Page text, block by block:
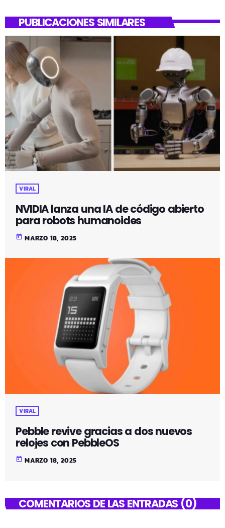
PUBLICACIONES SIMILARES
VIRAL
NVIDIA lanza una IA de código abierto
para robots humanoides
today MARZO 18, 2025
VIRAL
Pebble revive gracias a dos nuevos
relojes con PebbleOS
today MARZO 18, 2025
COMENTARIOS DE LAS ENTRADAS (0)